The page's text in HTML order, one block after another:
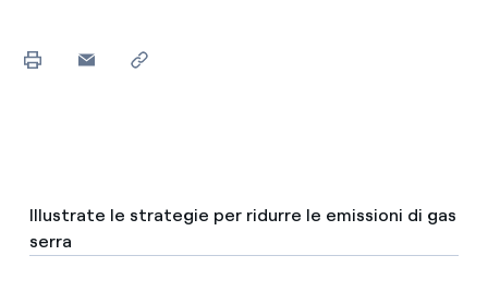
Illustrate le strategie per ridurre le emissioni di gas
serra